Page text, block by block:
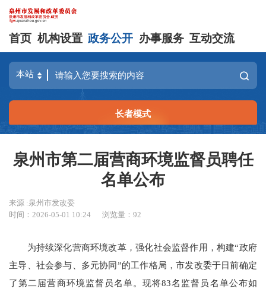
首页 机构设置 政务公开 办事服务 互动交流
长者模式
泉州市第二届营商环境监督员聘任
名单公布
来源 :泉州市发改委
时间：2026-05-01 10:24
浏览量：92
为持续深化营商环境改革，强化社会监督作用，构建“政府
主导、社会参与、多元协同”的工作格局，市发改委于日前确定
了第二届营商环境监督员名单。现将83名监督员名单公布如